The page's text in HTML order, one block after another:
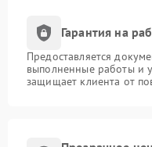
Гарантия на
Предоставляется
выполненные работы и
защищает клиента от